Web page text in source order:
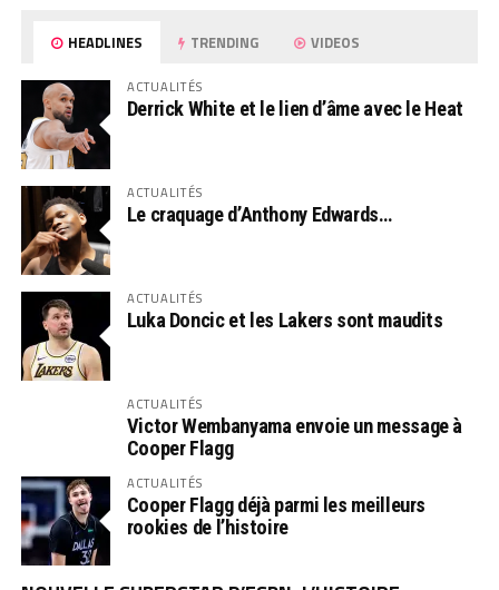
HEADLINES TRENDING VIDEOS
ACTUALITÉS
Derrick White et le lien d’âme avec le Heat
ACTUALITÉS
Le craquage d’Anthony Edwards…
ACTUALITÉS
Luka Doncic et les Lakers sont maudits
ACTUALITÉS
Victor Wembanyama envoie un message à
Cooper Flagg
ACTUALITÉS
Cooper Flagg déjà parmi les meilleurs
rookies de l’histoire